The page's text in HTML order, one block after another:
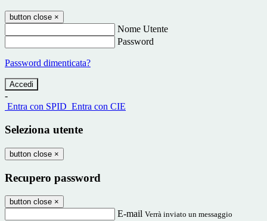
button close ×
Nome Utente
Password
Password dimenticata?
-
Entra con SPID Entra con CIE
Seleziona utente
button close ×
Recupero password
button close ×
E-mail Verrà inviato un messaggio